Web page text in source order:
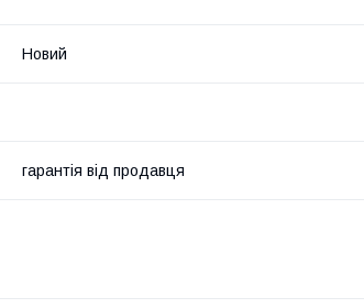
Новий
гарантія від продавця